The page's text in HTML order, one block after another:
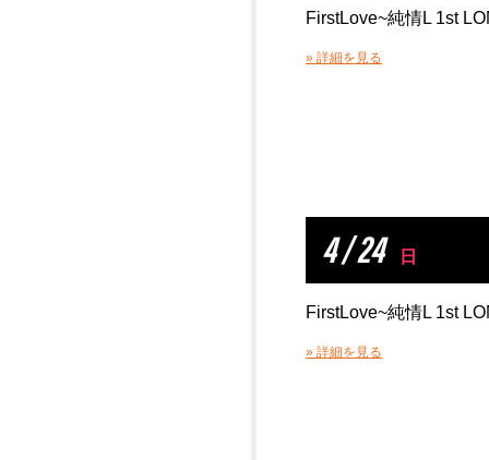
FirstLove~純情L 1st
» 詳細を見る
4 / 24 日
FirstLove~純情L 1st
» 詳細を見る